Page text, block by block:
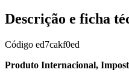
Descrição e ficha
Código ed7cakf0ed
Produto Internacional,